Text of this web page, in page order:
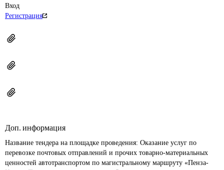
Вход
Регистрация
Доп. информация
Название тендера на площадке проведения: Оказание услуг по
перевозке почтовых отправлений и прочих товарно-материальных
ценностей автотранспортом по магистральному маршруту «Пенза-